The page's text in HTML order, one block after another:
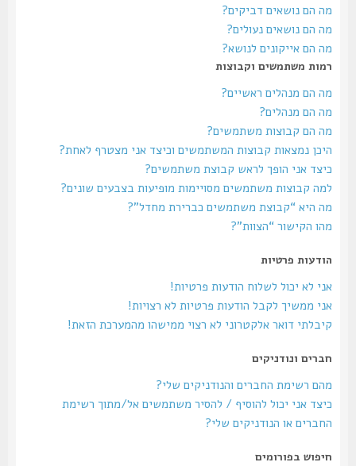
מה הם נושאים דביקים?
מה הם נושאים נעולים?
מה הם אייקונים לנושא?
רמות משתמשים וקבוצות
מה הם מנהלים ראשיים?
מה הם מנהלים?
מה הם קבוצות משתמשים?
היכן נמצאות קבוצות המשתמשים וכיצד אני מצטרף לאחת?
כיצד אני הופך לראש קבוצת משתמשים?
למה קבוצות משתמשים מסויימות מופיעות בצבעים שונים?
מה היא “קבוצת משתמשים כברירת מחדל”?
מהו הקישור “הצוות”?
הודעות פרטיות
אני לא יכול לשלוח הודעות פרטיות!
אני ממשיך לקבל הודעות פרטיות לא רצויות!
קיבלתי דואר אלקטרוני לא רצוי ממישהו מהמערכת הזאת!
חברים ונודניקים
מהם רשימת החברים והנודניקים שלי?
כיצד אני יכול להוסיף / להסיר משתמשים אל/מתוך רשימת
החברים או הנודניקים שלי?
חיפוש בפורומים